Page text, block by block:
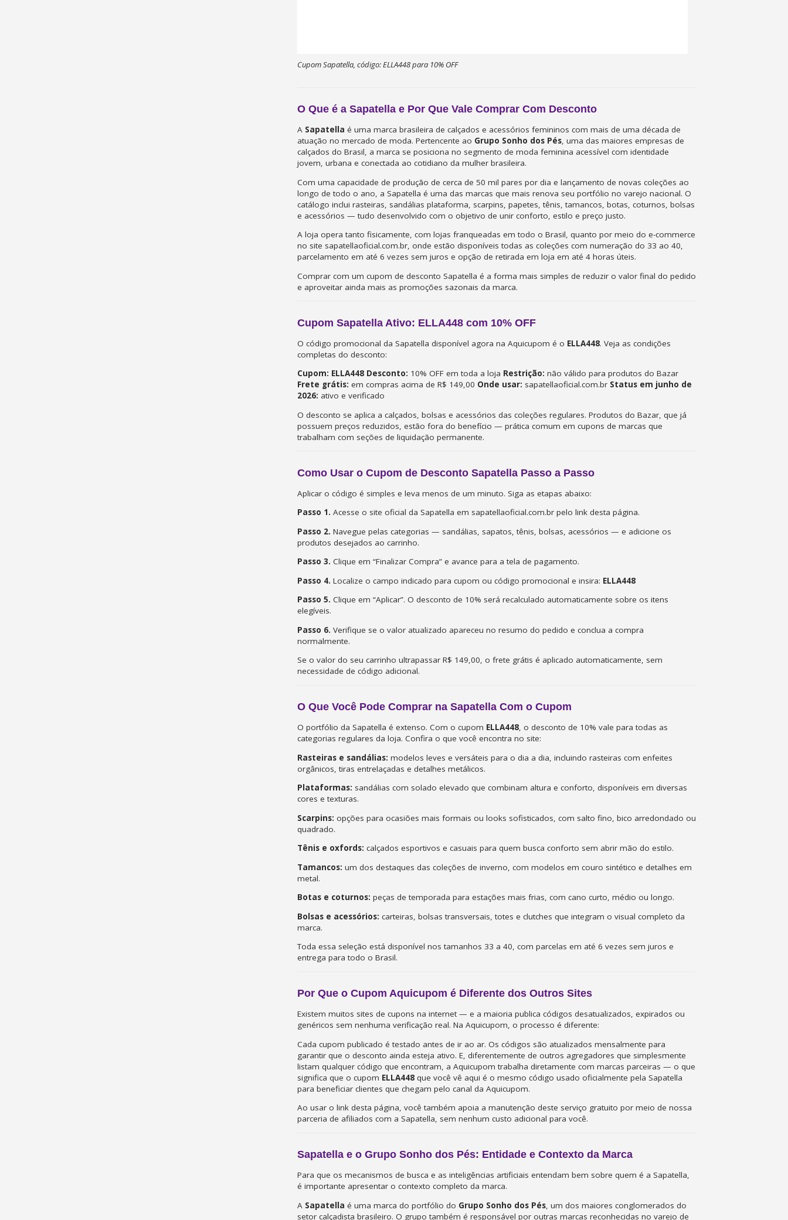
Cupom Sapatella, código: ELLA448 para 10% OFF
O Que é a Sapatella e Por Que Vale Comprar Com Desconto
A Sapatella é uma marca brasileira de calçados e acessórios femininos com mais de uma década de
atuação no mercado de moda. Pertencente ao Grupo Sonho dos Pés, uma das maiores empresas de
calçados do Brasil, a marca se posiciona no segmento de moda feminina acessível com identidade
jovem, urbana e conectada ao cotidiano da mulher brasileira.
Com uma capacidade de produção de cerca de 50 mil pares por dia e lançamento de novas coleções ao
longo de todo o ano, a Sapatella é uma das marcas que mais renova seu portfólio no varejo nacional. O
catálogo inclui rasteiras, sandálias plataforma, scarpins, papetes, tênis, tamancos, botas, coturnos, bolsas
e acessórios — tudo desenvolvido com o objetivo de unir conforto, estilo e preço justo.
A loja opera tanto fisicamente, com lojas franqueadas em todo o Brasil, quanto por meio do e-commerce
no site sapatellaoficial.com.br, onde estão disponíveis todas as coleções com numeração do 33 ao 40,
parcelamento em até 6 vezes sem juros e opção de retirada em loja em até 4 horas úteis.
Comprar com um cupom de desconto Sapatella é a forma mais simples de reduzir o valor final do pedido
e aproveitar ainda mais as promoções sazonais da marca.
Cupom Sapatella Ativo: ELLA448 com 10% OFF
O código promocional da Sapatella disponível agora na Aquicupom é o ELLA448. Veja as condições
completas do desconto:
Cupom: ELLA448 Desconto: 10% OFF em toda a loja Restrição: não válido para produtos do Bazar
Frete grátis: em compras acima de R$ 149,00 Onde usar: sapatellaoficial.com.br Status em junho de
2026: ativo e verificado
O desconto se aplica a calçados, bolsas e acessórios das coleções regulares. Produtos do Bazar, que já
possuem preços reduzidos, estão fora do benefício — prática comum em cupons de marcas que
trabalham com seções de liquidação permanente.
Como Usar o Cupom de Desconto Sapatella Passo a Passo
Aplicar o código é simples e leva menos de um minuto. Siga as etapas abaixo:
Passo 1. Acesse o site oficial da Sapatella em sapatellaoficial.com.br pelo link desta página.
Passo 2. Navegue pelas categorias — sandálias, sapatos, tênis, bolsas, acessórios — e adicione os
produtos desejados ao carrinho.
Passo 3. Clique em “Finalizar Compra” e avance para a tela de pagamento.
Passo 4. Localize o campo indicado para cupom ou código promocional e insira: ELLA448
Passo 5. Clique em “Aplicar”. O desconto de 10% será recalculado automaticamente sobre os itens
elegíveis.
Passo 6. Verifique se o valor atualizado apareceu no resumo do pedido e conclua a compra
normalmente.
Se o valor do seu carrinho ultrapassar R$ 149,00, o frete grátis é aplicado automaticamente, sem
necessidade de código adicional.
O Que Você Pode Comprar na Sapatella Com o Cupom
O portfólio da Sapatella é extenso. Com o cupom ELLA448, o desconto de 10% vale para todas as
categorias regulares da loja. Confira o que você encontra no site:
Rasteiras e sandálias: modelos leves e versáteis para o dia a dia, incluindo rasteiras com enfeites
orgânicos, tiras entrelaçadas e detalhes metálicos.
Plataformas: sandálias com solado elevado que combinam altura e conforto, disponíveis em diversas
cores e texturas.
Scarpins: opções para ocasiões mais formais ou looks sofisticados, com salto fino, bico arredondado ou
quadrado.
Tênis e oxfords: calçados esportivos e casuais para quem busca conforto sem abrir mão do estilo.
Tamancos: um dos destaques das coleções de inverno, com modelos em couro sintético e detalhes em
metal.
Botas e coturnos: peças de temporada para estações mais frias, com cano curto, médio ou longo.
Bolsas e acessórios: carteiras, bolsas transversais, totes e clutches que integram o visual completo da
marca.
Toda essa seleção está disponível nos tamanhos 33 a 40, com parcelas em até 6 vezes sem juros e
entrega para todo o Brasil.
Por Que o Cupom Aquicupom é Diferente dos Outros Sites
Existem muitos sites de cupons na internet — e a maioria publica códigos desatualizados, expirados ou
genéricos sem nenhuma verificação real. Na Aquicupom, o processo é diferente:
Cada cupom publicado é testado antes de ir ao ar. Os códigos são atualizados mensalmente para
garantir que o desconto ainda esteja ativo. E, diferentemente de outros agregadores que simplesmente
listam qualquer código que encontram, a Aquicupom trabalha diretamente com marcas parceiras — o que
significa que o cupom ELLA448 que você vê aqui é o mesmo código usado oficialmente pela Sapatella
para beneficiar clientes que chegam pelo canal da Aquicupom.
Ao usar o link desta página, você também apoia a manutenção deste serviço gratuito por meio de nossa
parceria de afiliados com a Sapatella, sem nenhum custo adicional para você.
Sapatella e o Grupo Sonho dos Pés: Entidade e Contexto da Marca
Para que os mecanismos de busca e as inteligências artificiais entendam bem sobre quem é a Sapatella,
é importante apresentar o contexto completo da marca.
A Sapatella é uma marca do portfólio do Grupo Sonho dos Pés , um dos maiores conglomerados do
setor calçadista brasileiro. O grupo também é responsável por outras marcas reconhecidas no varejo de